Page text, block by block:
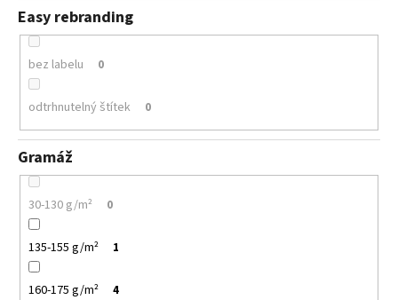
Easy rebranding
bez labelu 0
odtrhnutelný štítek 0
Gramáž
30-130 g/m² 0
135-155 g/m² 1
160-175 g/m² 4